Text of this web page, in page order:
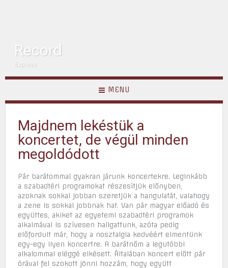
Record
Express
MENU
Majdnem lekéstük a
koncertet, de végül minden
megoldódott
Pár barátommal gyakran járunk koncertekre. Leginkább
a szabadtéri programokat részesítjük előnyben,
azoknak sokkal jobban szeretjük a hangulatát, valahogy
a zene is sokkal jobbnak hat. Van pár magyar előadó és
együttes, akiket az egyetemi szabadtéri programok
alkalmával is szívesen hallgattunk, azóta pedig
előfordult már, hogy a nosztalgia kedvéért elmentünk
egy-egy ilyen koncertre. A barátnőm a legutóbbi
alkalommal eléggé elkésett. Általában koncert előtt pár
órával fel szokott jönni hozzám, hogy együtt